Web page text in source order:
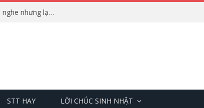
Những câu nói phũ phàng nhất không một ai muốn nghe nhưng lại cực chuẩn
STT HAY LỜI CHÚC SINH NHẬT